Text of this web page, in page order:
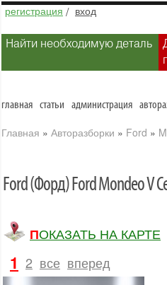
регистрация / вход
Найти необходимую деталь
главная статьи администрация
Главная » Авторазборки » Ford »
Ford (Форд) Ford Mondeo V
ПОКАЗАТЬ НА КАРТЕ
1 2 все вперед